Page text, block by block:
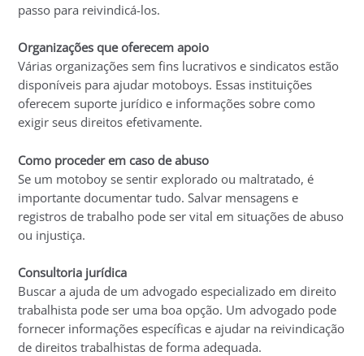
passo para reivindicá-los.
Organizações que oferecem apoio
Várias organizações sem fins lucrativos e sindicatos estão
disponíveis para ajudar motoboys. Essas instituições
oferecem suporte jurídico e informações sobre como
exigir seus direitos efetivamente.
Como proceder em caso de abuso
Se um motoboy se sentir explorado ou maltratado, é
importante documentar tudo. Salvar mensagens e
registros de trabalho pode ser vital em situações de abuso
ou injustiça.
Consultoria jurídica
Buscar a ajuda de um advogado especializado em direito
trabalhista pode ser uma boa opção. Um advogado pode
fornecer informações específicas e ajudar na reivindicação
de direitos trabalhistas de forma adequada.